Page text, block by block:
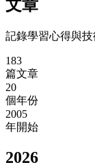
文章
記錄學習心得與
183
篇文章
20
個年份
2005
年開始
2026